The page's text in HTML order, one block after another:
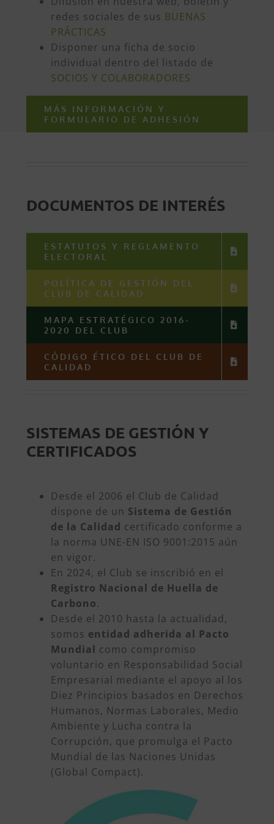
redes sociales de sus BUENAS
PRÁCTICAS
Disponer una ficha de socio
individual dentro del listado de
SOCIOS Y COLABORADORES
MÁS INFORMACIÓN Y
FORMULARIO DE ADHESIÓN
DOCUMENTOS DE INTERÉS
ESTATUTOS Y REGLAMENTO
ELECTORAL
POLÍTICA DE GESTIÓN DEL
CLUB DE CALIDAD
MAPA ESTRATÉGICO 2016-
2020 DEL CLUB
CÓDIGO ÉTICO DEL CLUB DE
CALIDAD
SISTEMAS DE GESTIÓN Y
CERTIFICADOS
Desde el 2006 el Club de Calidad
dispone de un Sistema de Gestión
de la Calidad certificado conforme a
la norma UNE-EN ISO 9001:2015 aún
en vigor.
En 2024, el Club se inscribió en el
Registro Nacional de Huella de
Carbono.
Desde el 2010 hasta la actualidad,
somos entidad adherida al Pacto
Mundial como compromiso
voluntario en Responsabilidad Social
Empresarial mediante el apoyo al los
Diez Principios basados en Derechos
Humanos, Normas Laborales, Medio
Ambiente y Lucha contra la
Corrupción, que promulga el Pacto
Mundial de las Naciones Unidas
(Global Compact).